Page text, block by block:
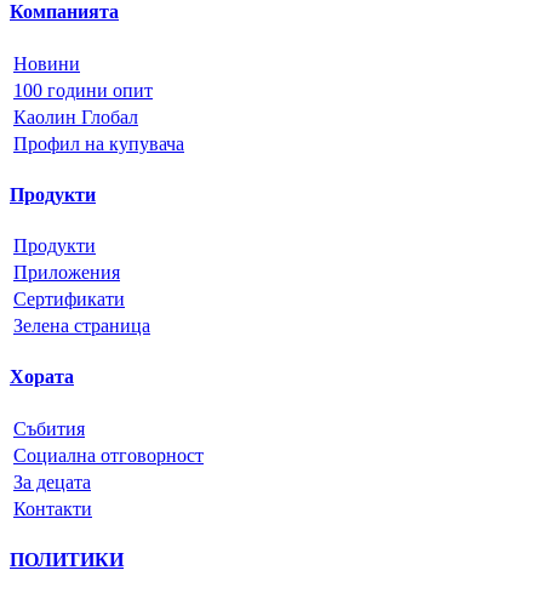
Компанията
Новини
100 години опит
Каолин Глобал
Профил на купувача
Продукти
Продукти
Приложения
Сертификати
Зелена страница
Хората
Събития
Социална отговорност
За децата
Контакти
ПОЛИТИКИ